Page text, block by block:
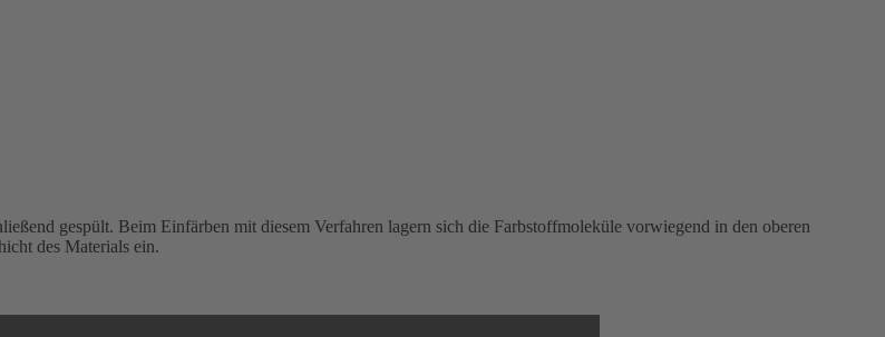
gespült. Beim Einfärben mit diesem Verfahren lagern sich die Farbstoffmoleküle vorwiegend in den oberen
des Materials ein.